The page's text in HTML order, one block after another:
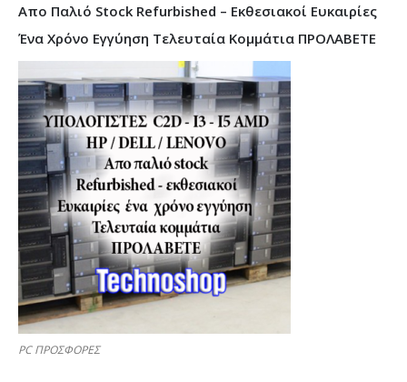
Απο Παλιό Stock Refurbished – Εκθεσιακοί Ευκαιρίες
Ένα Χρόνο Εγγύηση Τελευταία Κομμάτια ΠΡΟΛΑΒΕΤΕ
PC ΠΡΟΣΦΟΡΕΣ